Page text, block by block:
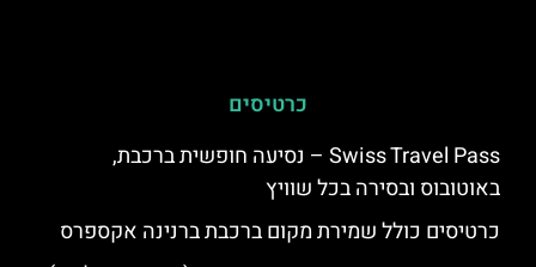
כרטיסים
Swiss Travel Pass – נסיעה חופשית ברכבת,
באוטובוס ובסירה בכל שוויץ
כרטיסים כולל שמירת מקום ברכבת ברנינה אקספרס